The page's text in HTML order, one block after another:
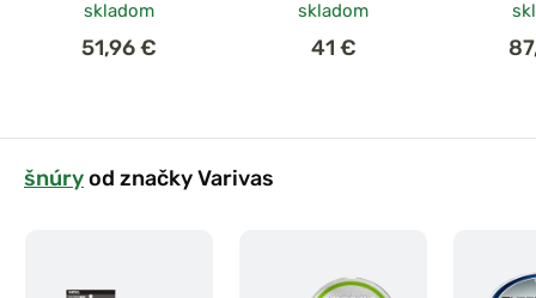
skladom
51,96 €
skladom
41 €
šnúryod značky Varivas